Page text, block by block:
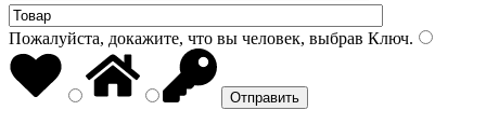
Пожалуйста, докажите, что вы человек, выбрав Ключ.